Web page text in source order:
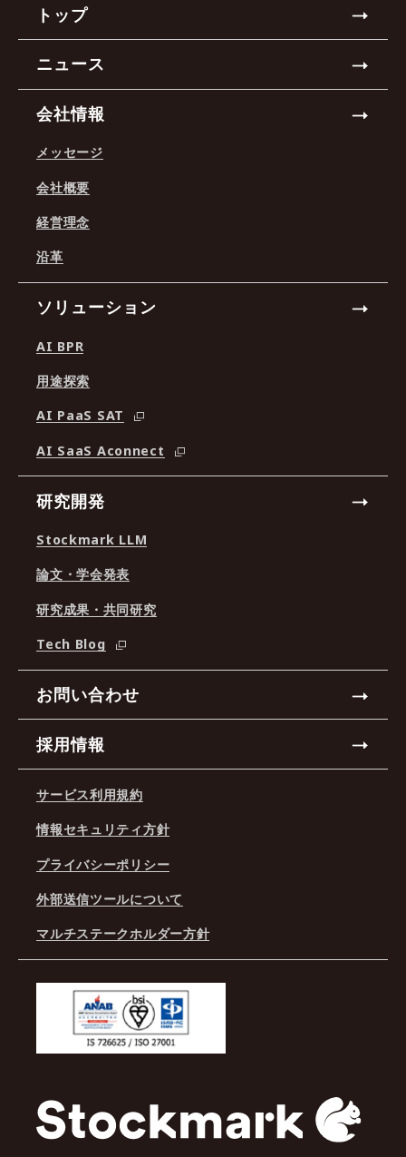
トップ
ニュース
会社情報
メッセージ
会社概要
経営理念
沿革
ソリューション
AI BPR
用途探索
AI PaaS SAT
AI SaaS Aconnect
研究開発
Stockmark LLM
論文・学会発表
研究成果・共同研究
Tech Blog
お問い合わせ
採用情報
サービス利用規約
情報セキュリティ方針
プライバシーポリシー
外部送信ツールについて
マルチステークホルダー方針